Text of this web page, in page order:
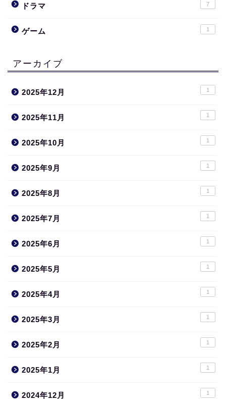
ドラマ 7
ゲーム 1
アーカイブ
2025年12月 1
2025年11月 1
2025年10月 1
2025年9月 1
2025年8月 1
2025年7月 1
2025年6月 1
2025年5月 1
2025年4月 1
2025年3月 1
2025年2月 1
2025年1月 1
2024年12月 1